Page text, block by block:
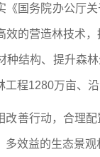
《国务院办公厅
效的营造林技术
种结构、提升森
工程1280万亩、
改善行动，合理
效益的生态景